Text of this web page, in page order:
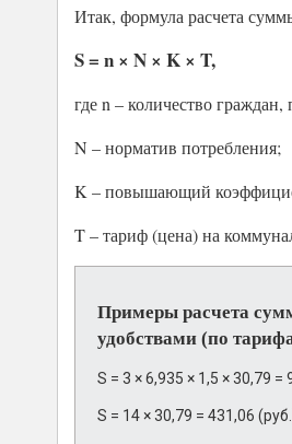
Итак, формула расчета
S = n × N × K × T,
где n – количество
N – норматив потребления;
K – повышающий
T – тариф (цена) на
Примеры расчета
удобствами (по
S = 3 × 6,935 × 1,5 × 30,79
S = 14 × 30,79 = 431,06